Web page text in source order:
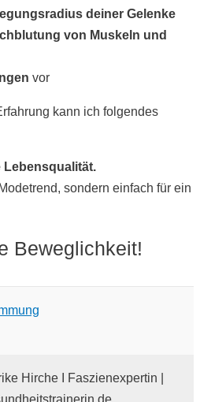
deiner Gelenke
von Muskeln und
vor
kann ich folgendes
sondern einfach für ein
Beweglichkeit!
Hirche I Faszienexpertin |